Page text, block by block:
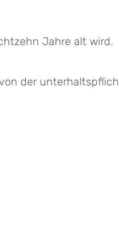
Jahre alt wird.
der